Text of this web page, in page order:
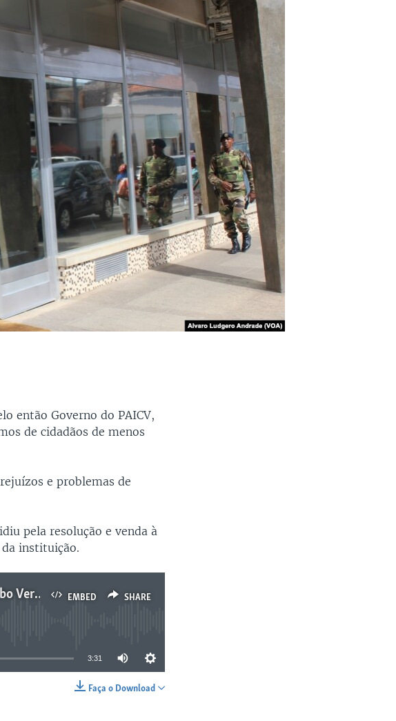
então Governo do PAICV,
de cidadãos de menos
e problemas de
pela resolução e venda à
da instituição.
EMBED SHARE
Banco Central de Cabo Verde actua no caso do Novo Banco
3:31
Faça o Download